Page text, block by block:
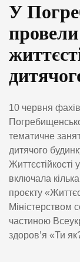
У
10 червня
тематичне
дитячого
включала
проєкту
Міністерством
частиною
здоров’я «Ти